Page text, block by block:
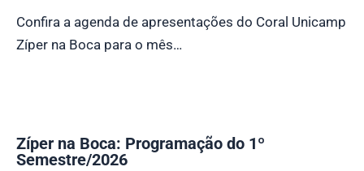
Confira a agenda de apresentações do Coral Unicamp
Zíper na Boca para o mês…
Zíper na Boca: Programação do 1º
Semestre/2026